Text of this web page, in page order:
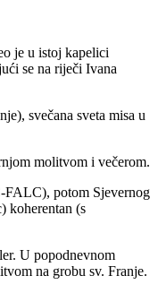
je u istoj kapelici
se na riječi Ivana
svečana sveta misa u
molitvom i večerom.
FALC), potom Sjevernog
koherentan (s
U popodnevnom
na grobu sv. Franje.